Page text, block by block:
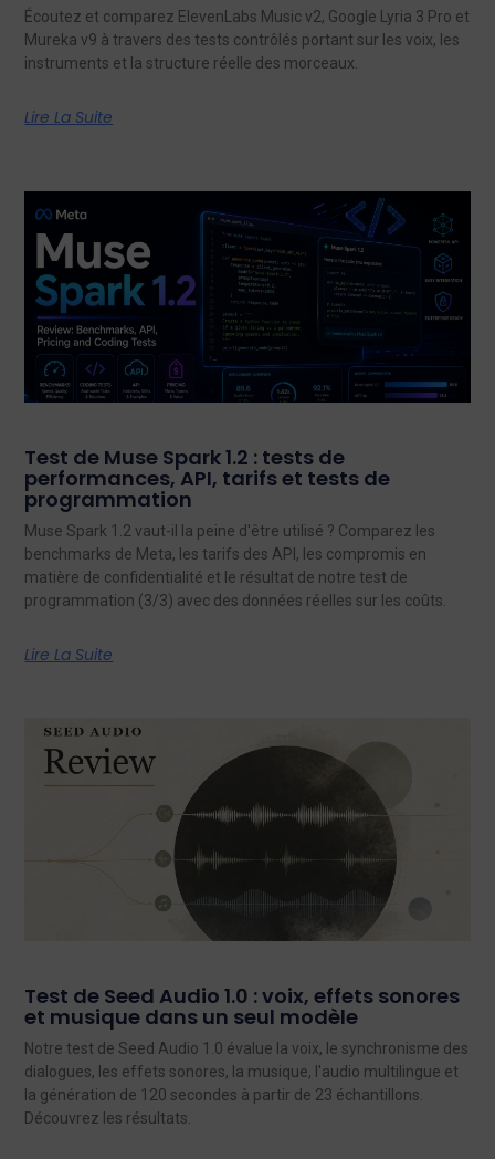
Écoutez et comparez ElevenLabs Music v2, Google Lyria 3 Pro et
Mureka v9 à travers des tests contrôlés portant sur les voix, les
instruments et la structure réelle des morceaux.
Lire La Suite
Test de Muse Spark 1.2 : tests de
performances, API, tarifs et tests de
programmation
Muse Spark 1.2 vaut-il la peine d'être utilisé ? Comparez les
benchmarks de Meta, les tarifs des API, les compromis en
matière de confidentialité et le résultat de notre test de
programmation (3/3) avec des données réelles sur les coûts.
Lire La Suite
Test de Seed Audio 1.0 : voix, effets sonores
et musique dans un seul modèle
Notre test de Seed Audio 1.0 évalue la voix, le synchronisme des
dialogues, les effets sonores, la musique, l'audio multilingue et
la génération de 120 secondes à partir de 23 échantillons.
Découvrez les résultats.